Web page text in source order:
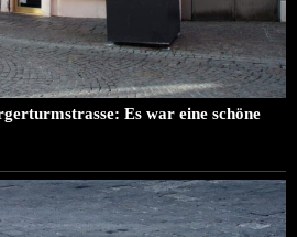
Es war eine schöne